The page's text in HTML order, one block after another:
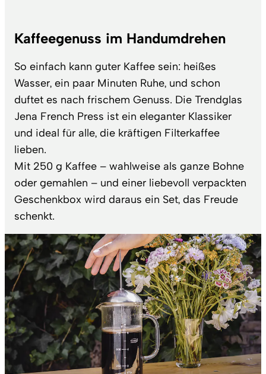
Kaffeegenuss im Handumdrehen
So einfach kann guter Kaffee sein: heißes
Wasser, ein paar Minuten Ruhe, und schon
duftet es nach frischem Genuss. Die Trendglas
Jena French Press ist ein eleganter Klassiker
und ideal für alle, die kräftigen Filterkaffee
lieben.
Mit 250 g Kaffee – wahlweise als ganze Bohne
oder gemahlen – und einer liebevoll verpackten
Geschenkbox wird daraus ein Set, das Freude
schenkt.